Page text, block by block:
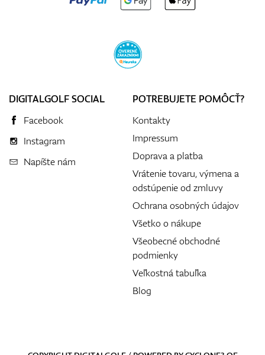
DIGITALGOLF SOCIAL
Facebook
Instagram
Napíšte nám
POTREBUJETE POMÔCŤ?
Kontakty
Impressum
Doprava a platba
Vrátenie tovaru, výmena a
odstúpenie od zmluvy
Ochrana osobných údajov
Všetko o nákupe
Všeobecné obchodné
podmienky
Veľkostná tabuľka
Blog